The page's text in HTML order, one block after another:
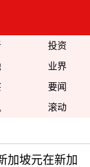
投资
业界
要闻
滚动
加坡元在新加